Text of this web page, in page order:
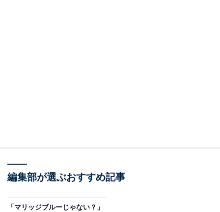
編集部が選ぶおすすめ記事
「マリッジブルーじゃない？」